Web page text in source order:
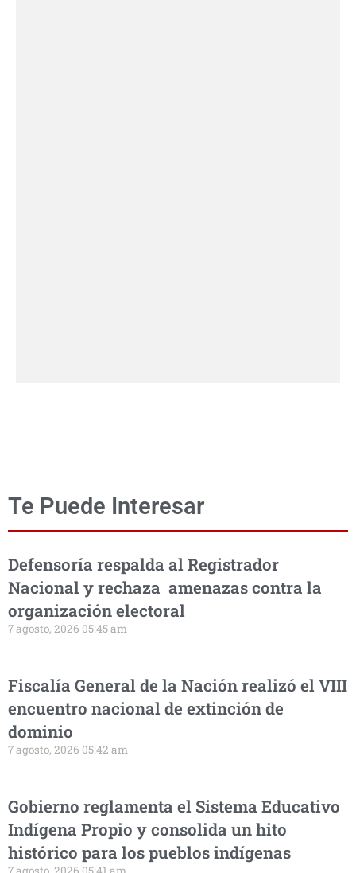
Te Puede Interesar
Defensoría respalda al Registrador
Nacional y rechaza amenazas contra la
organización electoral
7 agosto, 2026 05:45 am
Fiscalía General de la Nación realizó el VIII
encuentro nacional de extinción de
dominio
7 agosto, 2026 05:42 am
Gobierno reglamenta el Sistema Educativo
Indígena Propio y consolida un hito
histórico para los pueblos indígenas